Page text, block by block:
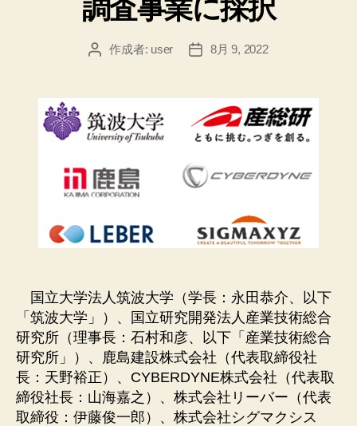
調査事業に採択
投
作成者: user
投 8月 9, 2022
国立大学法人筑波大学（学長：永田恭介、以下
「筑波大学」）、国立研究開発法人産業技術総合
研究所（理事長：石村和彦、以下「産業技術総合
研究所」）、鹿島建設株式会社（代表取締役社
長：天野裕正）、CYBERDYNE株式会社（代表取
締役社長：山海嘉之）、株式会社リーバー（代表
取締役：伊藤俊一郎）、株式会社シグマクシス